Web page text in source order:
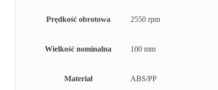
Prędkość obrotowa 2550 rpm
Wielkość nominalna 100 mm
Materiał ABS/PP